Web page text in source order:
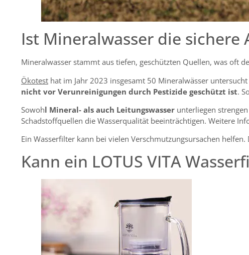
Ist Mineralwasser die sichere
Mineralwasser stammt aus tiefen, geschützten Quellen, was oft
Ökotest hat im Jahr 2023 insgesamt 50 Mineralwässer
nicht vor Verunreinigungen durch Pestizide geschützt ist.
Sowohl Mineral- als auch Leitungswasser unterliegen
Schadstoffquellen die Wasserqualität beeinträchtigen. Weitere
Ein Wasserfilter kann bei vielen Verschmutzungsursachen
Kann ein LOTUS VITA